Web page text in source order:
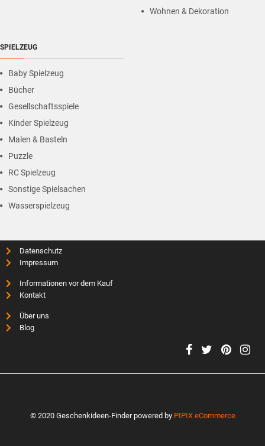
Wohnen & Dekoration
SPIELZEUG
Baby Spielzeug
Bücher
Gesellschaftsspiele
Kinder Spielzeug
Malen & Basteln
Puzzle
RC Spielzeug
Sonstige Spielsachen
Wasserspielzeug
Datenschutz
Impressum
Informationen vor dem Kauf
Kontakt
Über uns
Blog
© 2020 Geschenkideen-Finder powered by PIPIX eCommerce